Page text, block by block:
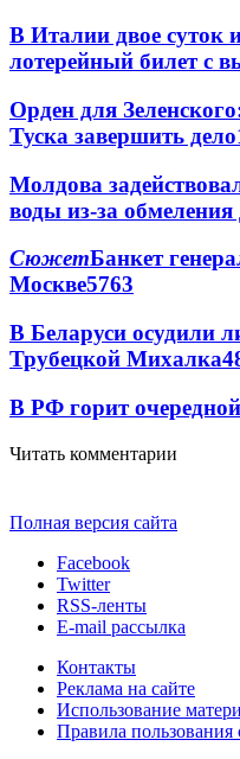
В Италии двое
лотерейный билет с
Орден для
Туска завершить дело
Молдова
воды из-за обмеления
СюжетБанкет
Москве5763
В Беларуси осудили
Трубецкой Михалка
В РФ горит
Читать комментарии
Полная версия сайта
Facebook
Twitter
RSS-ленты
E-mail рассылка
Контакты
Реклама на сайте
Использование
Правила пользования